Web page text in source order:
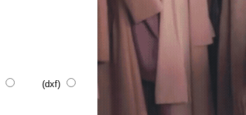
(dxf)